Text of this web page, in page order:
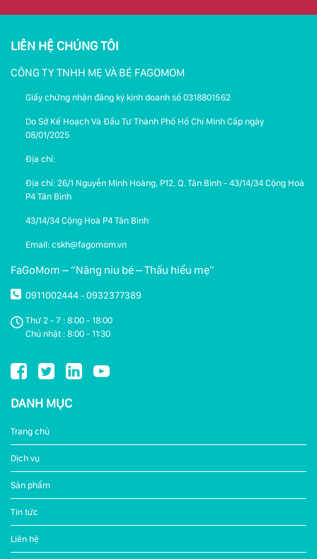
LIÊN HỆ CHÚNG TÔI
CÔNG TY TNHH MẸ VÀ BÉ FAGOMOM
Giấy chứng nhận đăng ký kinh doanh số 0318801562
Do Sở Kế Hoạch Và Đầu Tư Thành Phố Hồ Chí Minh Cấp ngày
08/01/2025
Địa chỉ:
Địa chỉ: 26/1 Nguyễn Minh Hoàng, P12, Q. Tân Bình - 43/14/34 Cộng Hoà
P4 Tân Bình
43/14/34 Cộng Hoà P4 Tân Bình
Email: cskh@fagomom.vn
FaGoMom – “Nâng niu bé – Thấu hiểu mẹ”
0911002444 - 0932377389
Thứ 2 - 7 : 8:00 - 18:00
Chủ nhật : 8:00 - 11:30
DANH MỤC
Trang chủ
Dịch vụ
Sản phẩm
Tin tức
Liên hệ